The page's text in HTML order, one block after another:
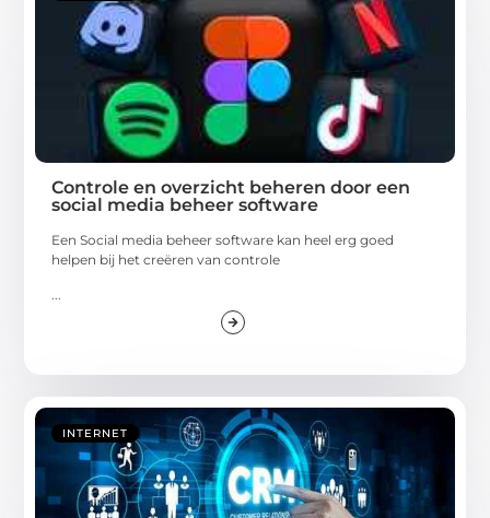
Controle en overzicht beheren door een
social media beheer software
Een Social media beheer software kan heel erg goed
helpen bij het creëren van controle
...
INTERNET